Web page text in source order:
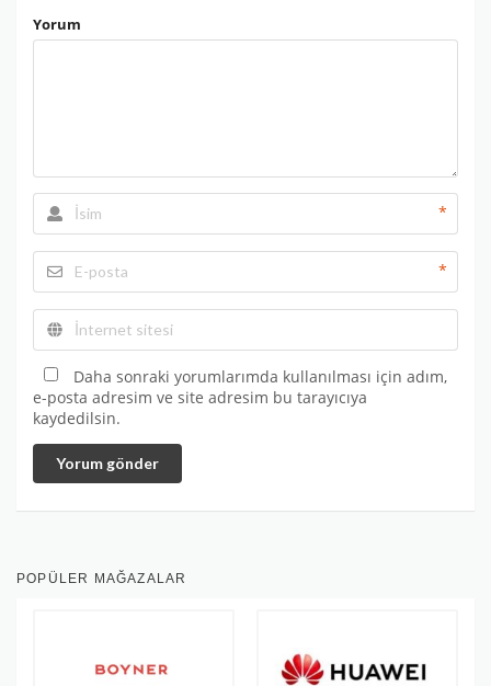
Yorum
*
*
Daha sonraki yorumlarımda kullanılması için adım,
e-posta adresim ve site adresim bu tarayıcıya
kaydedilsin.
Yorum gönder
POPÜLER MAĞAZALAR